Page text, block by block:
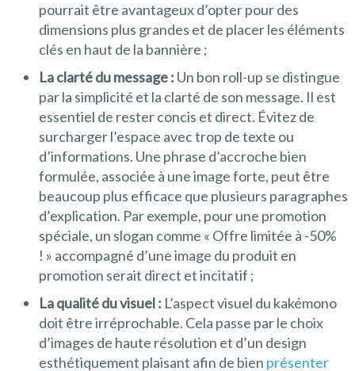
pourrait être avantageux d’opter pour des
dimensions plus grandes et de placer les éléments
clés en haut de la bannière ;
La clarté du message : Un bon roll-up se distingue
par la simplicité et la clarté de son message. Il est
essentiel de rester concis et direct. Évitez de
surcharger l’espace avec trop de texte ou
d’informations. Une phrase d’accroche bien
formulée, associée à une image forte, peut être
beaucoup plus efficace que plusieurs paragraphes
d’explication. Par exemple, pour une promotion
spéciale, un slogan comme « Offre limitée à -50%
! » accompagné d’une image du produit en
promotion serait direct et incitatif ;
La qualité du visuel : L’aspect visuel du kakémono
doit être irréprochable. Cela passe par le choix
d’images de haute résolution et d’un design
esthétiquement plaisant afin de bien présenter